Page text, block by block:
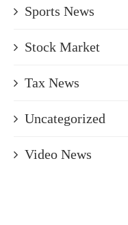
Sports News
Stock Market
Tax News
Uncategorized
Video News